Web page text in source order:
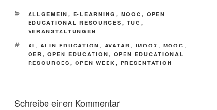
KATEGORIEN
ALLGEMEIN , E-LEARNING , MOOC , OPEN
EDUCATIONAL RESOURCES , TUG ,
VERANSTALTUNGEN
SCHLAGWÖRTER
AI , AI IN EDUCATION , AVATAR , IMOOX , MOOC ,
OER , OPEN EDUCATION , OPEN EDUCATIONAL
RESOURCES , OPEN WEEK , PRESENTATION
Schreibe einen Kommentar